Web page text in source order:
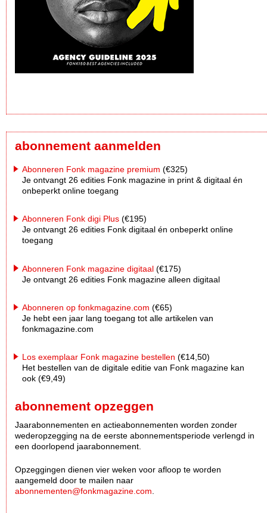
abonnement aanmelden
Abonneren Fonk magazine premium (€325)
Je ontvangt 26 edities Fonk magazine in print & digitaal én
onbeperkt online toegang
Abonneren Fonk digi Plus (€195)
Je ontvangt 26 edities Fonk digitaal én onbeperkt online
toegang
Abonneren Fonk magazine digitaal (€175)
Je ontvangt 26 edities Fonk magazine alleen digitaal
Abonneren op fonkmagazine.com (€65)
Je hebt een jaar lang toegang tot alle artikelen van
fonkmagazine.com
Los exemplaar Fonk magazine bestellen (€14,50)
Het bestellen van de digitale editie van Fonk magazine kan
ook (€9,49)
abonnement opzeggen
Jaarabonnementen en actieabonnementen worden zonder
wederopzegging na de eerste abonnementsperiode verlengd in
een doorlopend jaarabonnement.
Opzeggingen dienen vier weken voor afloop te worden
aangemeld door te mailen naar
abonnementen@fonkmagazine.com